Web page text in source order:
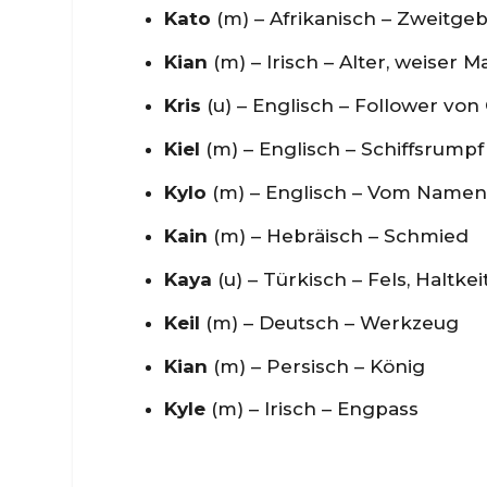
Kato (m) – Afrikanisch –
Kian (m) – Irisch – Alter, weiser
Kris (u) – Englisch – Follower von
Kiel (m) – Englisch – Schiffsrumpf
Kylo (m) – Englisch – Vom
Kain (m) – Hebräisch – Schmied
Kaya (u) – Türkisch – Fels,
Keil (m) – Deutsch – Werkzeug
Kian (m) – Persisch – König
Kyle (m) – Irisch – Engpass